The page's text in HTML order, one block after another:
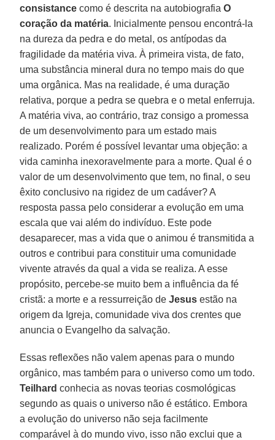
consistance como é descrita na autobiografiaO
coração da matéria. Inicialmente pensou encontrá-la
na dureza da pedra e do metal, os antípodas da
fragilidade da matéria viva. À primeira vista, de fato,
uma substância mineral dura no tempo mais do que
uma orgânica. Mas na realidade, é uma duração
relativa, porque a pedra se quebra e o metal enferruja.
A matéria viva, ao contrário, traz consigo a promessa
de um desenvolvimento para um estado mais
realizado. Porém é possível levantar uma objeção: a
vida caminha inexoravelmente para a morte. Qual é o
valor de um desenvolvimento que tem, no final, o seu
êxito conclusivo na rigidez de um cadáver? A
resposta passa pelo considerar a evolução em uma
escala que vai além do indivíduo. Este pode
desaparecer, mas a vida que o animou é transmitida a
outros e contribui para constituir uma comunidade
vivente através da qual a vida se realiza. A esse
propósito, percebe-se muito bem a influência da fé
cristã: a morte e a ressurreição deJesus estão na
origem da Igreja, comunidade viva dos crentes que
anuncia o Evangelho da salvação.
Essas reflexões não valem apenas para o mundo
orgânico, mas também para o universo como um todo.
Teilhard conhecia as novas teorias cosmológicas
segundo as quais o universo não é estático. Embora
a evolução do universo não seja facilmente
comparável à do mundo vivo, isso não exclui que a